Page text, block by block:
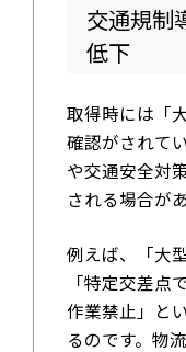
交通規制
低下
取得時には「
確認がされて
や交通安全対
される場合が
例えば、「大
「特定交差点
作業禁止」と
るのです。物